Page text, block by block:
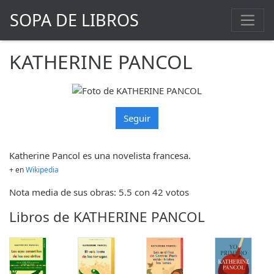
SOPA DE LIBROS
KATHERINE PANCOL
Seguir
Katherine Pancol es una novelista francesa.
+ enWikipedia
Nota media de sus obras: 5.5 con 42 votos
Libros de KATHERINE PANCOL